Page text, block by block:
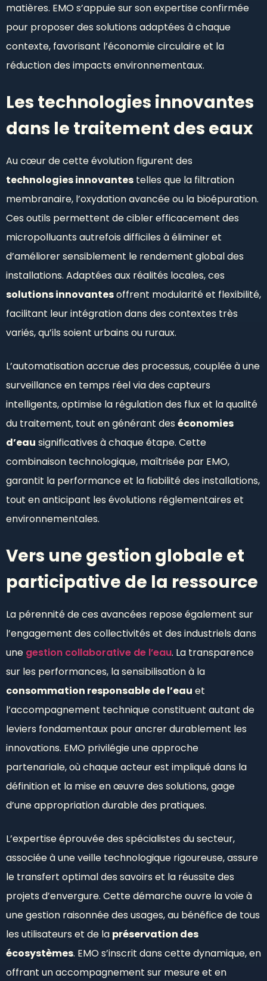
matières. EMO s’appuie sur son expertise confirmée
pour proposer des solutions adaptées à chaque
contexte, favorisant l’économie circulaire et la
réduction des impacts environnementaux.
Les technologies innovantes
dans le traitement des eaux
Au cœur de cette évolution figurent des
technologies innovantes telles que la filtration
membranaire, l’oxydation avancée ou la bioépuration.
Ces outils permettent de cibler efficacement des
micropolluants autrefois difficiles à éliminer et
d’améliorer sensiblement le rendement global des
installations. Adaptées aux réalités locales, ces
solutions innovantesoffrent modularité et flexibilité,
facilitant leur intégration dans des contextes très
variés, qu’ils soient urbains ou ruraux.
L’automatisation accrue des processus, couplée à une
surveillance en temps réel via des capteurs
intelligents, optimise la régulation des flux et la qualité
du traitement, tout en générant des économies
d’eau significatives à chaque étape. Cette
combinaison technologique, maîtrisée par EMO,
garantit la performance et la fiabilité des installations,
tout en anticipant les évolutions réglementaires et
environnementales.
Vers une gestion globale et
participative de la ressource
La pérennité de ces avancées repose également sur
l’engagement des collectivités et des industriels dans
une gestion collaborative de l’eau. La transparence
sur les performances, la sensibilisation à la
consommation responsable de l’eau et
l’accompagnement technique constituent autant de
leviers fondamentaux pour ancrer durablement les
innovations. EMO privilégie une approche
partenariale, où chaque acteur est impliqué dans la
définition et la mise en œuvre des solutions, gage
d’une appropriation durable des pratiques.
L’expertise éprouvée des spécialistes du secteur,
associée à une veille technologique rigoureuse, assure
le transfert optimal des savoirs et la réussite des
projets d’envergure. Cette démarche ouvre la voie à
une gestion raisonnée des usages, au bénéfice de tous
les utilisateurs et de la préservation des
écosystèmes. EMO s’inscrit dans cette dynamique, en
offrant un accompagnement sur mesure et en